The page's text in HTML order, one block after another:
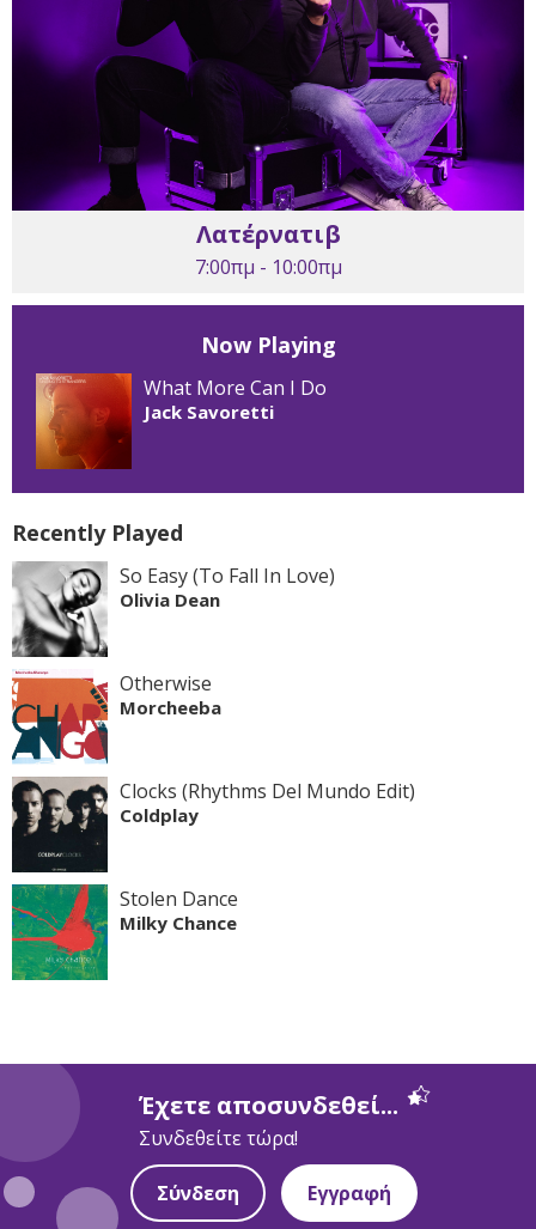
Λατέρνατιβ
7:00πμ - 10:00πμ
Now Playing
What More Can I Do
Jack Savoretti
Recently Played
So Easy (To Fall In Love)
Olivia Dean
Otherwise
Morcheeba
Clocks (Rhythms Del Mundo Edit)
Coldplay
Stolen Dance
Milky Chance
Έχετε αποσυνδεθεί...
Συνδεθείτε τώρα!
Σύνδεση Εγγραφή